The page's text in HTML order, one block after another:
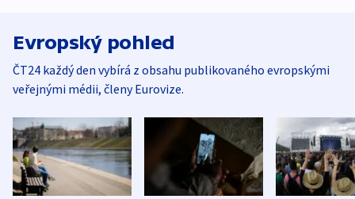
Evropský pohled
ČT24 každý den vybírá z obsahu publikovaného evropskými
veřejnými médii, členy Eurovize.